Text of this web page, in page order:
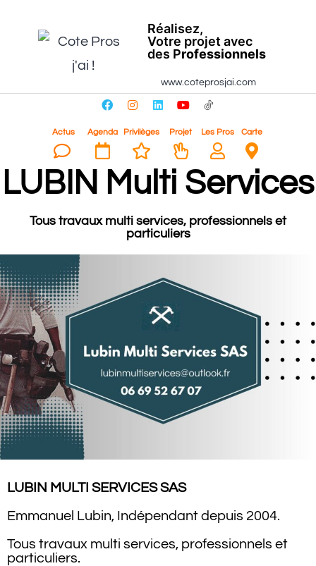
Réalisez,
Votre projet avec
des Professionnels
www.coteprosjai.com
Actus Agenda Privilèges Projet Les Pros Carte
LUBIN Multi Services
Tous travaux multi services, professionnels et
particuliers
LUBIN MULTI SERVICES SAS
Emmanuel Lubin, Indépendant depuis 2004.
Tous travaux multi services, professionnels et
particuliers.